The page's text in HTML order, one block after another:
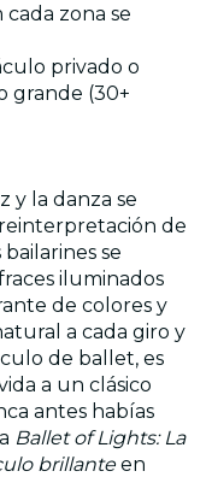
zona se
privado o
grande (30+
y la danza se
de
se
iluminados
de colores y
a cada giro y
de ballet, es
a un clásico
antes habías
Ballet of Lights: La
brillanteen